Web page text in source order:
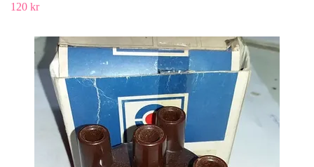
120 kr